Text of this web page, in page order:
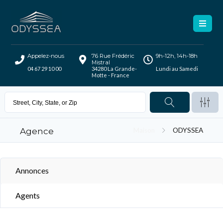
Appelez-nous
04 67 29 10 00
76 Rue Frédéric
Mistral
34280 La Grande-
Motte - France
9h-12h, 14h-18h
Lundi au Samedi
Agence ODYSSEA
Annonces
Agents